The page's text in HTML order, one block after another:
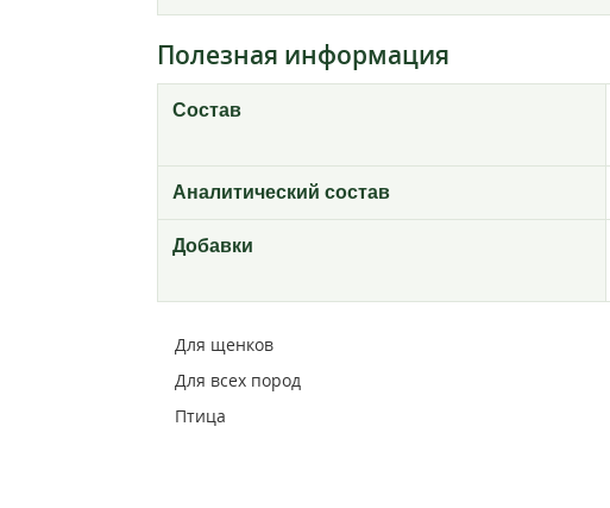
Полезная информация
Состав
Аналитический состав
Добавки
Для щенков
Для всех пород
Птица